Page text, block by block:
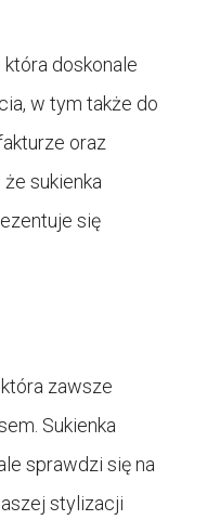
doskonale
w tym także do
oraz
sukienka
się
zawsze
Sukienka
sprawdzi się na
stylizacji